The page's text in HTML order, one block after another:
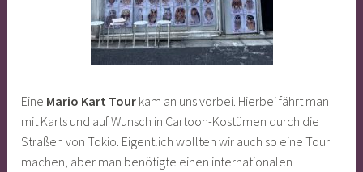
Eine Mario Kart Tour kam an uns vorbei. Hierbei fährt man
mit Karts und auf Wunsch in Cartoon-Kostümen durch die
Straßen von Tokio. Eigentlich wollten wir auch so eine Tour
machen, aber man benötigte einen internationalen